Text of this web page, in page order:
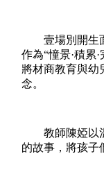
壹場別開生面
作為“憧景·積累
將材商教育與幼
念。
教師陳婭以溫
的故事，將孩子